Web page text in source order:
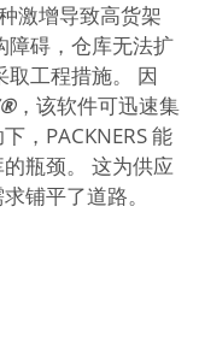
激增导致高货架
障碍，仓库无法扩
取工程措施。 因
®，该软件可迅速集
，PACKNERS 能
瓶颈。 这为供应
铺平了道路。